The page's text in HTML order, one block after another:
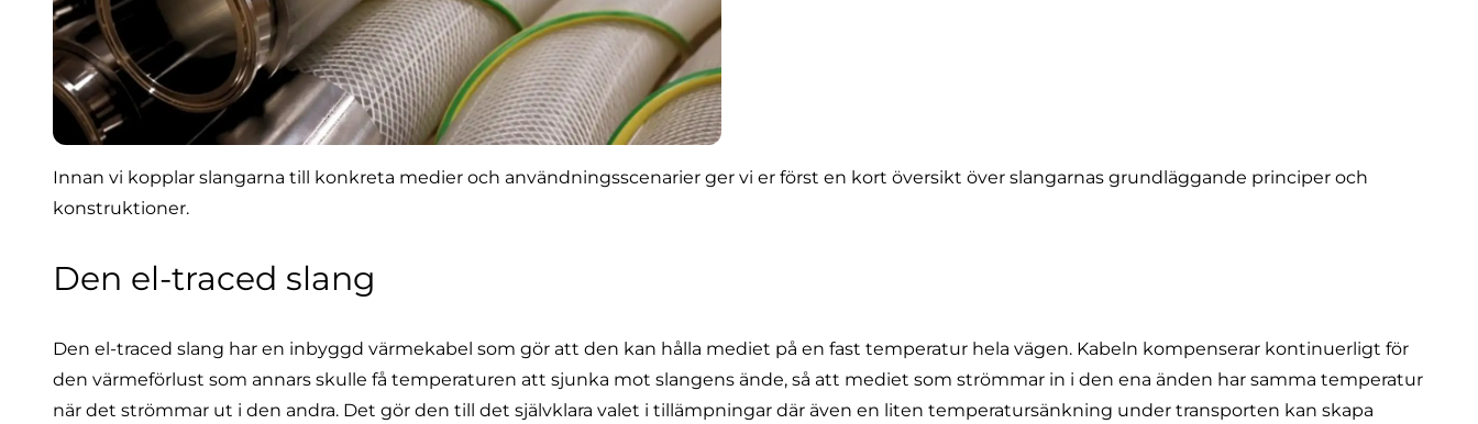
Innan vi kopplar slangarna till konkreta medier och användningsscenarier ger vi er först en kort översikt över slangarnas grundläggande principer och
konstruktioner.
Den el-traced slang
Den el-traced slang har en inbyggd värmekabel som gör att den kan hålla mediet på en fast temperatur hela vägen. Kabeln kompenserar kontinuerligt för
den värmeförlust som annars skulle få temperaturen att sjunka mot slangens ände, så att mediet som strömmar in i den ena änden har samma temperatur
när det strömmar ut i den andra. Det gör den till det självklara valet i tillämpningar där även en liten temperatursänkning under transporten kan skapa